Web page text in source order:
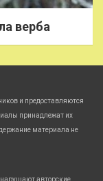
верба
и предоставляются
принадлежат их
материала не
авторские